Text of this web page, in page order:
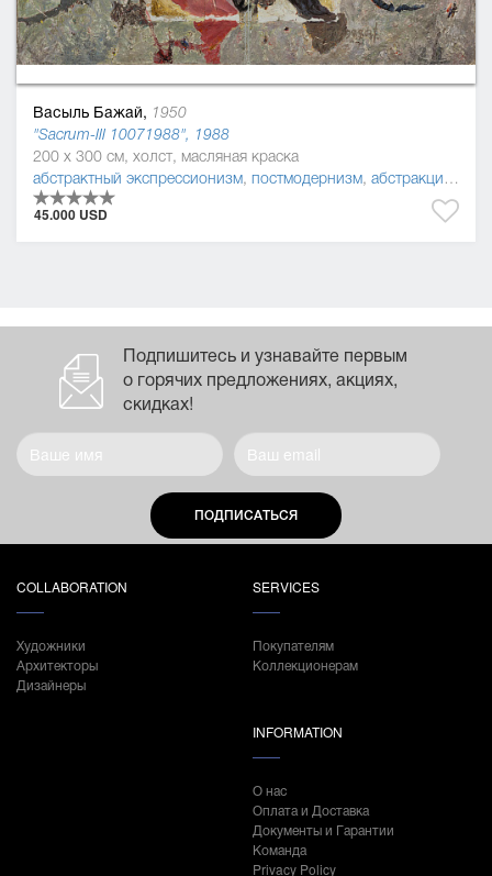
Васыль Бажай, 1950
"Sacrum-ІІІ 10071988", 1988
200 x 300 см, холст, масляная краска
абстрактный экспрессионизм, постмодернизм, абстракционизм
45.000 USD
Подпишитесь и узнавайте первым
о горячих предложениях, акциях,
скидках!
ПОДПИСАТЬСЯ
COLLABORATION
Художники
Архитекторы
Дизайнеры
SERVICES
Покупателям
Коллекционерам
INFORMATION
О нас
Оплата и Доставка
Документы и Гарантии
Команда
Privacy Policy